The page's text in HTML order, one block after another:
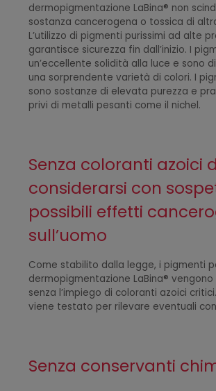
dermopigmentazione LaBina® non
sostanza cancerogena o tossica di
L’utilizzo di pigmenti purissimi ad alte
garantisce sicurezza fin dall’inizio. I
un’eccellente solidità alla luce e sono
una sorprendente varietà di colori. I
sono sostanze di elevata purezza e
privi di metalli pesanti come il nichel.
Senza coloranti azoici
considerarsi con
possibili effetti
sull’uomo
Come stabilito dalla legge, i pigmenti
dermopigmentazione LaBina®
senza l’impiego di coloranti azoici
viene testato per rilevare eventuali
Senza conservanti